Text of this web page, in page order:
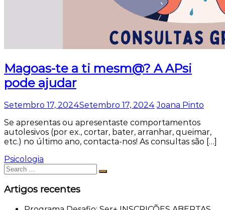
Magoas-te a ti mesm@? A APsi
pode ajudar
Setembro 17, 2024Setembro 17, 2024 Joana Pinto
Se apresentas ou apresentaste comportamentos
autolesivos (por ex., cortar, bater, arranhar, queimar,
etc.) no último ano, contacta-nos! As consultas são […]
Psicologia
Search
for:
Search
Artigos recentes